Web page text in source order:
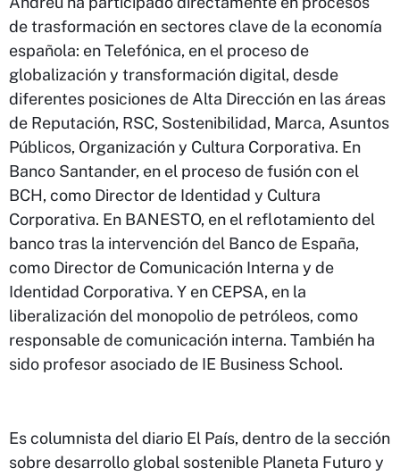
de trasformación en sectores clave de la economía
española: en Telefónica, en el proceso de
globalización y transformación digital, desde
diferentes posiciones de Alta Dirección en las áreas
de Reputación, RSC, Sostenibilidad, Marca, Asuntos
Públicos, Organización y Cultura Corporativa. En
Banco Santander, en el proceso de fusión con el
BCH, como Director de Identidad y Cultura
Corporativa. En BANESTO, en el reflotamiento del
banco tras la intervención del Banco de España,
como Director de Comunicación Interna y de
Identidad Corporativa. Y en CEPSA, en la
liberalización del monopolio de petróleos, como
responsable de comunicación interna. También ha
sido profesor asociado de IE Business School.
Es columnista del diario El País, dentro de la sección
sobre desarrollo global sostenible Planeta Futuro y